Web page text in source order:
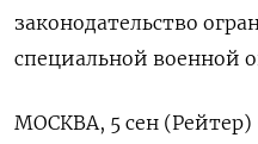
законодательство
специальной военной
МОСКВА, 5 сен